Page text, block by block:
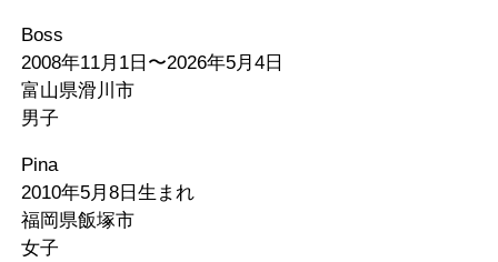
Boss
2008年11月1日〜2026年5月4日
富山県滑川市
男子
Pina
2010年5月8日生まれ
福岡県飯塚市
女子